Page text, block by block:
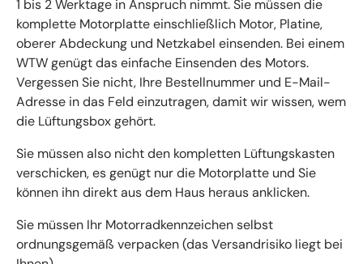
1 bis 2 Werktage in Anspruch nimmt. Sie müssen die
komplette Motorplatte einschließlich Motor, Platine,
oberer Abdeckung und Netzkabel einsenden. Bei einem
WTW genügt das einfache Einsenden des Motors.
Vergessen Sie nicht, Ihre Bestellnummer und E-Mail-
Adresse in das Feld einzutragen, damit wir wissen, wem
die Lüftungsbox gehört.
Sie müssen also nicht den kompletten Lüftungskasten
verschicken, es genügt nur die Motorplatte und Sie
können ihn direkt aus dem Haus heraus anklicken.
Sie müssen Ihr Motorradkennzeichen selbst
ordnungsgemäß verpacken (das Versandrisiko liegt bei